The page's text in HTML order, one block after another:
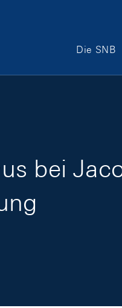
Die SNB
bei